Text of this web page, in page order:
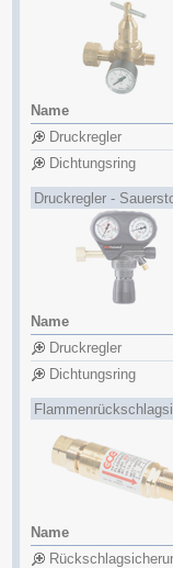
Name
Druckregler
Dichtungsring
Druckregler -
Name
Druckregler
Dichtungsring
Name